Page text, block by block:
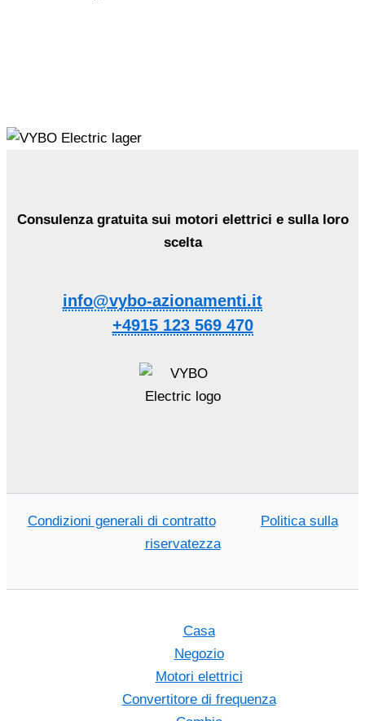
Consulenza gratuita sui motori elettrici e sulla loro
scelta
info@vybo-azionamenti.it
+4915 123 569 470
Condizioni generali di contratto
Politica sulla
riservatezza
Casa
Negozio
Motori elettrici
Convertitore di frequenza